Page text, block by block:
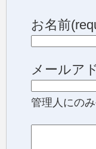
お名前
メールア
管理人にの